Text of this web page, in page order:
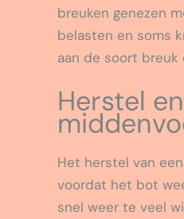
breuken genezen
belasten en soms
aan de soort
Herstel
Het herstel van
voordat het bot
snel weer te veel